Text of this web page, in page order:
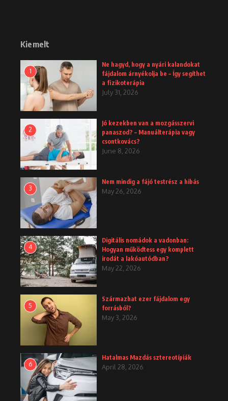
Kiemelt
1
Ne hagyd, hogy a nyári kalandokat
fájdalom árnyékolja be – Így segíthet
a fizikoterápia
July 31, 2026
2
Jó kezekben van a mozgásszervi
panaszod? – Manuálterápia vagy
csontkovács?
June 8, 2026
3
Nem mindig a fájó testrész a hibás
May 26, 2026
4
Digitális nomádok a vadonban:
Hogyan működtess egy komplett
irodát a lakóautódban?
May 22, 2026
5
Származhat ezer fájdalom egy
forrásból?
May 3, 2026
6
Hatalmas Mazdás sztereotípiák
April 28, 2026